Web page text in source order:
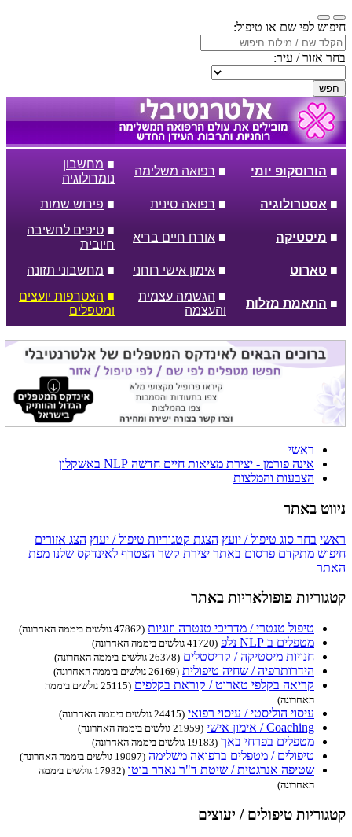
חיפוש לפי שם או טיפול:
בחר אזור / עיר:
חפש
■ הורוסקופ יומי ■ רפואה משלימה
■ מחשבון
נומרולוגיה
■ אסטרולוגיה ■ רפואה סינית ■ פירוש שמות
■ מיסטיקה ■ אורח חיים בריא
■ טיפים לחשיבה
חיובית
■ טארוט ■ אימון אישי רוחני ■ מחשבוני תזונה
■ התאמת מזלות
■ הגשמה עצמית
והעצמה
■ הצטרפות יועצים
ומטפלים
ראשי
אינה פורמן - יצירת מציאות חיים חדשה NLP באשקלון
הצבעות והמלצות
ניווט באתר
ראשי בחר סוג טיפול / יועץ הצגת קטגוריות טיפול / יעוץ הצג אזורים
חיפוש מתקדם פרסום באתר יצירת קשר הצטרף לאינדקס שלנו מפת
האתר
קטגוריות פופולאריות באתר
טיפול טנטרי / מדריכי טנטרה וזוגיות (47862 גולשים ביממה האחרונה)
מטפלים ב NLP נלפ (41720 גולשים ביממה האחרונה)
חנויות מיסטיקה / קריסטלים (26378 גולשים ביממה האחרונה)
הידרותרפיה / שחיה טיפולית (26169 גולשים ביממה האחרונה)
קריאה בקלפי טארוט / קוראת בקלפים
(25115 גולשים ביממה
האחרונה)
עיסוי הוליסטי / עיסוי רפואי (24415 גולשים ביממה האחרונה)
Coaching / אימון אישי (21959 גולשים ביממה האחרונה)
מטפלים בפרחי באך (19183 גולשים ביממה האחרונה)
טיפולים / מטפלים ברפואה משלימה (19097 גולשים ביממה האחרונה)
שטיפה אנרגטית / שיטת ד"ר נאדר בוטו
(17932 גולשים ביממה
האחרונה)
קטגוריות טיפולים / יעוצים